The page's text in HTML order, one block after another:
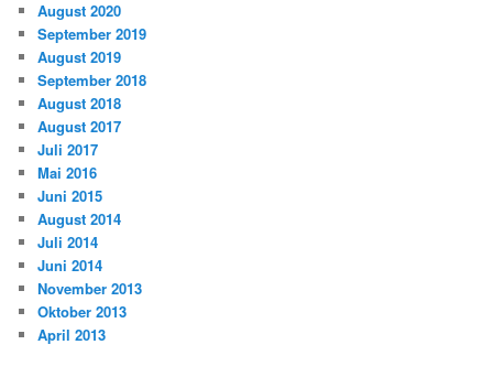
August 2020
September 2019
August 2019
September 2018
August 2018
August 2017
Juli 2017
Mai 2016
Juni 2015
August 2014
Juli 2014
Juni 2014
November 2013
Oktober 2013
April 2013